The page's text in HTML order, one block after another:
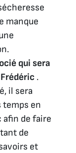
manque
qui sera
.
il sera
temps en
afin de faire
de
et